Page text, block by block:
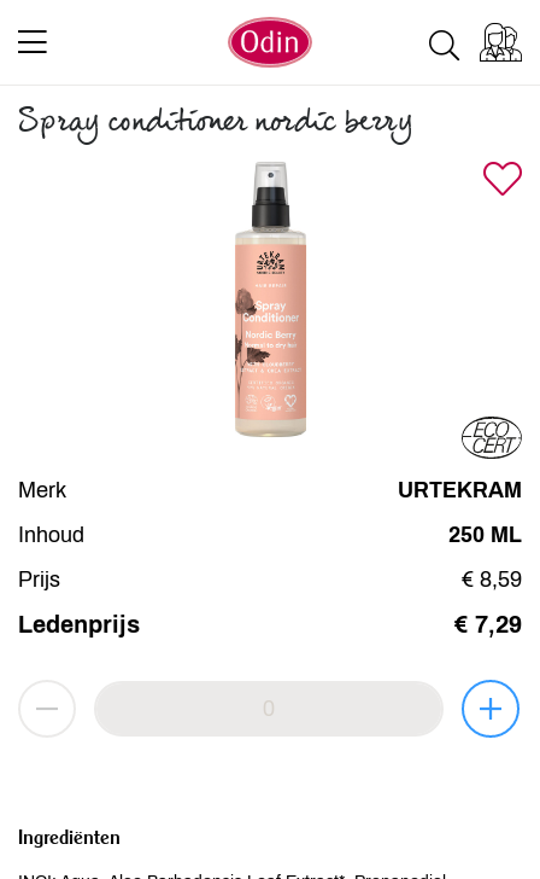
Spray conditioner nordic berry
Merk
URTEKRAM
Inhoud
250 ML
Prijs
€ 8,59
Ledenprijs € 7,29
Ingrediënten